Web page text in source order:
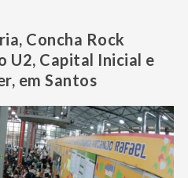
Concha Rock
U2, Capital Inicial e
em Santos